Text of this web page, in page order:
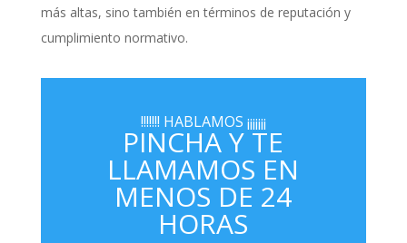
más altas, sino también en términos de reputación y
cumplimiento normativo.
!!!!!!! HABLAMOS ¡¡¡¡¡¡¡
PINCHA Y TE
LLAMAMOS EN
MENOS DE 24
HORAS